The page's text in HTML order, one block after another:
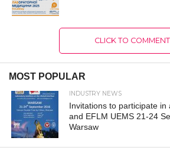
CLICK TO COMMENT
MOST POPULAR
INDUSTRY NEWS
Invitations to participate in
and EFLM UEMS 21-24
Warsaw